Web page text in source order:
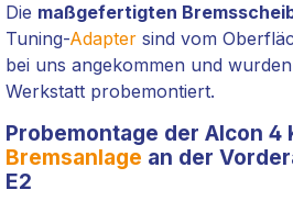
Die maßgefertigten
Tuning-Adapter sind vom
bei uns angekommen und
Werkstatt probemontiert.
Probemontage der Alcon 4
Bremsanlage an der
E2